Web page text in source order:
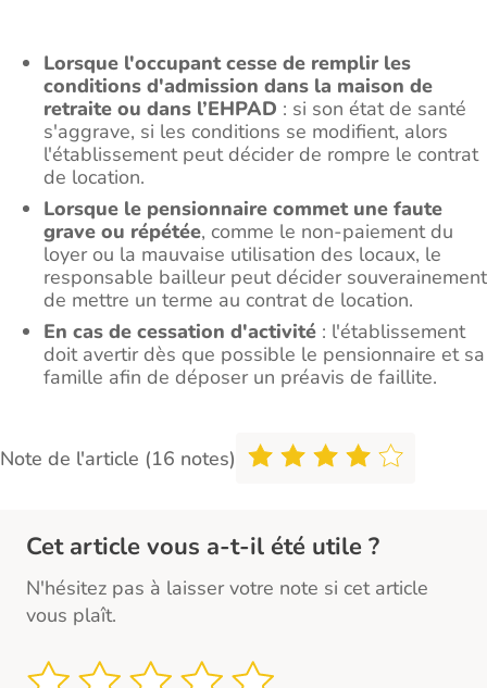
Lorsque l'occupant cesse de remplir les
conditions d'admission dans la maison de
retraite ou dans l’EHPAD : si son état de santé
s'aggrave, si les conditions se modifient, alors
l'établissement peut décider de rompre le contrat
de location.
Lorsque le pensionnaire commet une faute
grave ou répétée, comme le non-paiement du
loyer ou la mauvaise utilisation des locaux, le
responsable bailleur peut décider souverainement
de mettre un terme au contrat de location.
En cas de cessation d'activité : l'établissement
doit avertir dès que possible le pensionnaire et sa
famille afin de déposer un préavis de faillite.
Note de l'article (16 notes)
Cet article vous a-t-il été utile ?
N'hésitez pas à laisser votre note si cet article
vous plaît.